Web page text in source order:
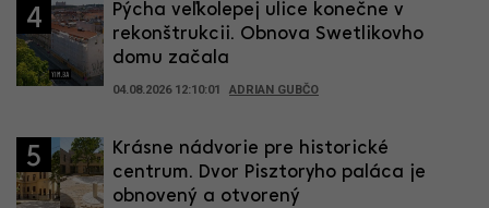
4
Pýcha veľkolepej ulice konečne v
rekonštrukcii. Obnova Swetlikovho
domu začala
04.08.2026 12:10:01 ADRIAN GUBČO
5
Krásne nádvorie pre historické
centrum. Dvor Pisztoryho paláca je
obnovený a otvorený